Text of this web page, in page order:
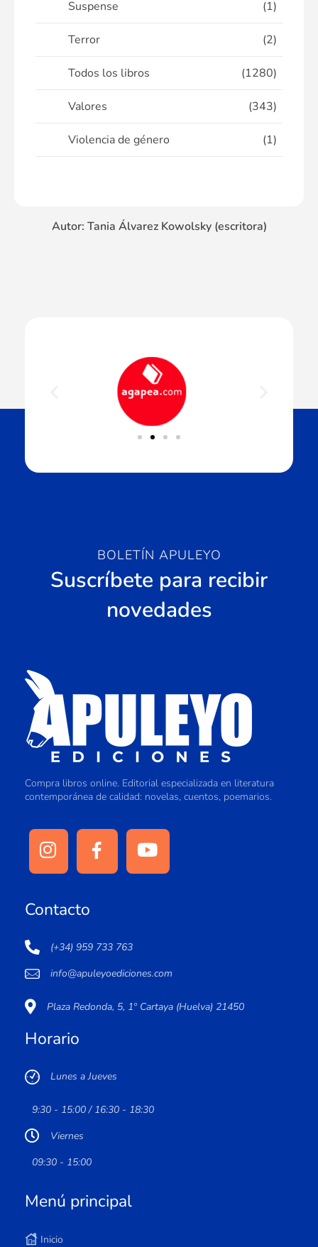
Suspense (1)
Terror (2)
Todos los libros (1280)
Valores (343)
Violencia de género (1)
Autor: Tania Álvarez Kowolsky (escritora)
BOLETÍN APULEYO
Suscríbete para recibir
novedades
Compra libros online. Editorial especializada en literatura
contemporánea de calidad: novelas, cuentos, poemarios.
Contacto
(+34) 959 733 763
info@apuleyoediciones.com
Plaza Redonda, 5, 1º Cartaya (Huelva) 21450
Horario
Lunes a Jueves
9:30 - 15:00 / 16:30 - 18:30
Viernes
09:30 - 15:00
Menú principal
Inicio